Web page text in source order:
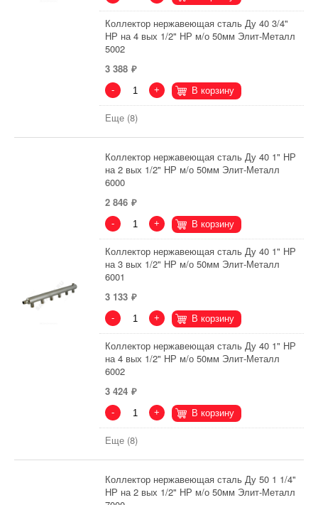
Коллектор нержавеющая сталь Ду 40 3/4"
НР на 4 вых 1/2" НР м/о 50мм Элит-Металл
5002
3 388
- + В корзину
Еще (8)
Коллектор нержавеющая сталь Ду 40 1" НР
на 2 вых 1/2" НР м/о 50мм Элит-Металл
6000
2 846
- + В корзину
Коллектор нержавеющая сталь Ду 40 1" НР
на 3 вых 1/2" НР м/о 50мм Элит-Металл
6001
3 133
- + В корзину
Коллектор нержавеющая сталь Ду 40 1" НР
на 4 вых 1/2" НР м/о 50мм Элит-Металл
6002
3 424
- + В корзину
Еще (8)
Коллектор нержавеющая сталь Ду 50 1 1/4"
НР на 2 вых 1/2" НР м/о 50мм Элит-Металл